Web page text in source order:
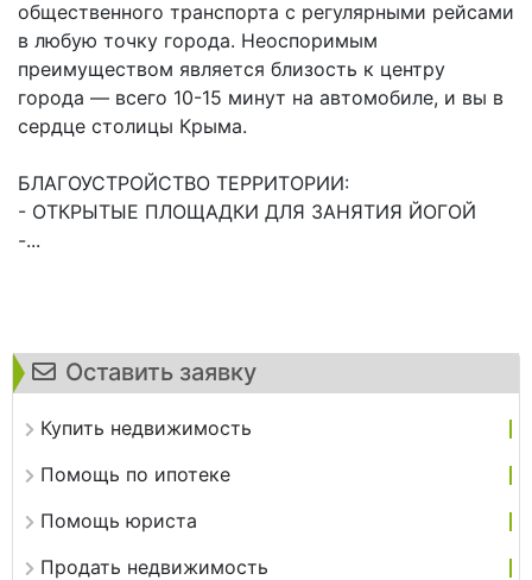
Оставить заявку
Купить недвижимость
Помощь по ипотеке
Помощь юриста
Продать недвижимость
общественного транспорта с регулярными рейсами
в любую точку города. Неоспоримым
преимуществом является близость к центру
города — всего 10-15 минут на автомобиле, и вы в
сердце столицы Крыма.
БЛАГОУСТРОЙСТВО ТЕРРИТОРИИ:
- ОТКРЫТЫЕ ПЛОЩАДКИ ДЛЯ ЗАНЯТИЯ ЙОГОЙ
-...